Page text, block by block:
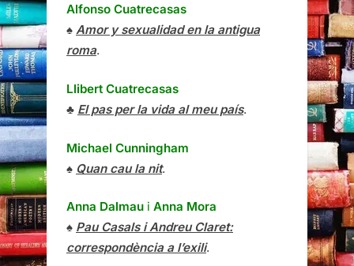
Alfonso Cuatrecasas
♠ Amor y sexualidad en la antigua
roma.
Llibert Cuatrecasas
♣ El pas per la vida al meu país.
Michael Cunningham
♠ Quan cau la nit.
Anna Dalmau i Anna Mora
♠ Pau Casals i Andreu Claret:
correspondència a l’exili.